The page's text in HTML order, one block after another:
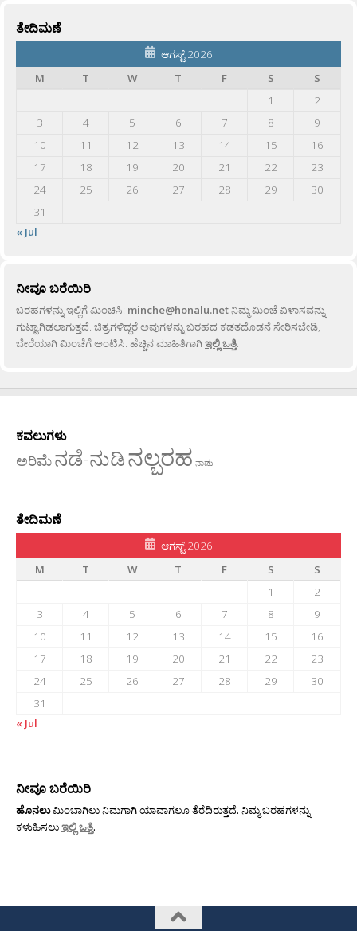
ತೇದಿಮಣೆ
ಆಗಸ್ಟ್ 2026
M
T W T F S
S
1
2
3
4 5 6 7 8
9
10
11 12 13 14 15
16
17
18 19 20 21 22
23
24
25 26 27 28 29
30
31
« Jul
ನೀವೂ ಬರೆಯಿರಿ
ಬರಹಗಳನ್ನು ಇಲ್ಲಿಗೆ ಮಿಂಚಿಸಿ: minche@honalu.netನಿಮ್ಮ ಮಿಂಚೆ ವಿಳಾಸವನ್ನು
ಗುಟ್ಟಾಗಿಡಲಾಗುತ್ತದೆ. ಚಿತ್ರಗಳಿದ್ದರೆ ಅವುಗಳನ್ನು ಬರಹದ ಕಡತದೊಡನೆ ಸೇರಿಸಬೇಡಿ,
ಬೇರೆಯಾಗಿ ಮಿಂಚೆಗೆ ಅಂಟಿಸಿ. ಹೆಚ್ಚಿನ ಮಾಹಿತಿಗಾಗಿಇಲ್ಲಿ ಒತ್ತಿ.
ಕವಲುಗಳು
ಅರಿಮೆನಡೆ-ನುಡಿನಲ್ಬರಹ ನಾಡು
ತೇದಿಮಣೆ
ಆಗಸ್ಟ್ 2026
M
T W T F S
S
1
2
3
4 5 6 7 8
9
10
11 12 13 14 15
16
17
18 19 20 21 22
23
24
25 26 27 28 29
30
31
« Jul
ನೀವೂ ಬರೆಯಿರಿ
ಹೊನಲುಮಿಂಬಾಗಿಲು ನಿಮಗಾಗಿ ಯಾವಾಗಲೂ ತೆರೆದಿರುತ್ತದೆ. ನಿಮ್ಮ ಬರಹಗಳನ್ನು
ಕಳುಹಿಸಲುಇಲ್ಲಿ ಒತ್ತಿ.